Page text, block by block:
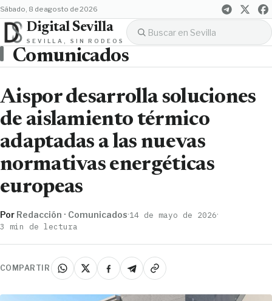
sábado, 8 de agosto de 2026
Digital Sevilla
SEVILLA, SIN RODEOS
Comunicados
Aispor desarrolla soluciones
de aislamiento térmico
adaptadas a las nuevas
normativas energéticas
europeas
Por Redacción · Comunicados·14 de mayo de 2026·
3 min de lectura
COMPARTIR